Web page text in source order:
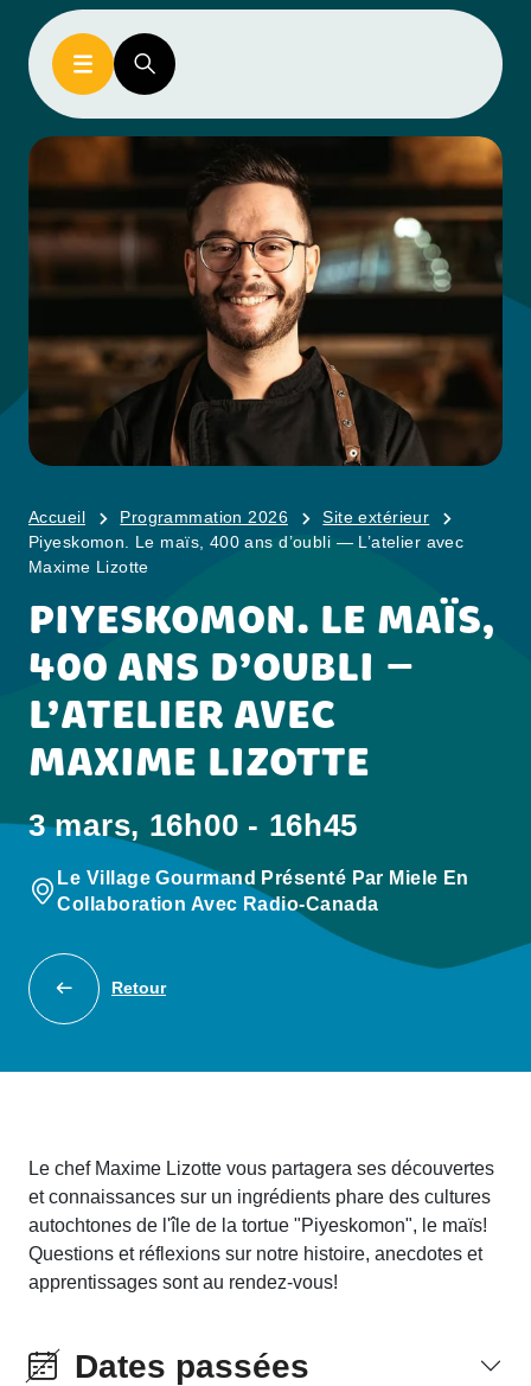
Accueil Programmation 2026
Site extérieur
Piyeskomon. Le maïs, 400 ans d’oubli — L’atelier avec
Maxime Lizotte
PIYESKOMON. LE MAÏS,
400 ANS D’OUBLI —
L’ATELIER AVEC
MAXIME LIZOTTE
3 mars, 16h00 - 16h45
Le Village Gourmand Présenté Par Miele En
Collaboration Avec Radio-Canada
Retour
Le chef Maxime Lizotte vous partagera ses découvertes
et connaissances sur un ingrédients phare des cultures
autochtones de l'île de la tortue "Piyeskomon", le maïs!
Questions et réflexions sur notre histoire, anecdotes et
apprentissages sont au rendez-vous!
Dates passées